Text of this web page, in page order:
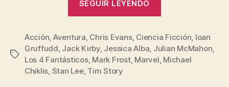
SEGUIR LEYENDO
Etiquetas
Acción, Aventura, Chris Evans, Ciencia Ficción, Ioan
Gruffudd, Jack Kirby, Jessica Alba, Julian McMahon,
Los 4 Fantásticos, Mark Frost, Marvel, Michael
Chiklis, Stan Lee, Tim Story